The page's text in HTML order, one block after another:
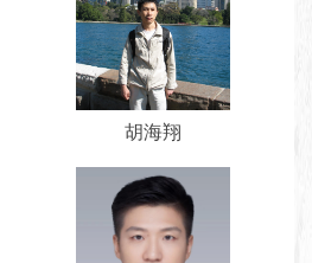
胡海翔